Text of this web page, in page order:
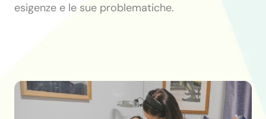
esigenze e le sue problematiche.